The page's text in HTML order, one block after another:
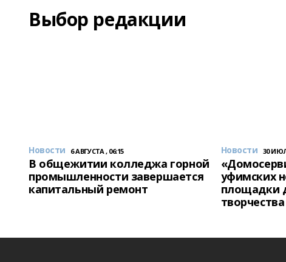
Выбор редакции
Новости 6 АВГУСТА , 06:15
В общежитии колледжа горной
промышленности завершается
капитальный ремонт
Новости 30
уфимских
площадки
творчества